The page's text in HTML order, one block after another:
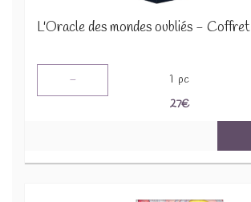
L'Oracle des mondes oubliés - Coffret
- 1 pc
27€